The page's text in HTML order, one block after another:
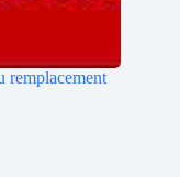
remplacement